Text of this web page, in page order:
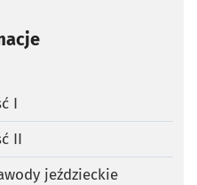
I
II
jeździeckie